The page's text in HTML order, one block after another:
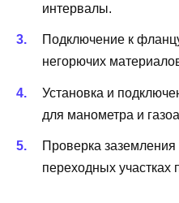
интервалы.
Подключение к
негорючих
Установка и
для манометра и
Проверка заземления
переходных участках